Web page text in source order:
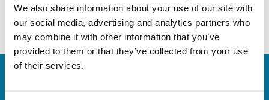
We also share information about your use of our site with
our social media, advertising and analytics partners who
may combine it with other information that you’ve
provided to them or that they’ve collected from your use
of their services.
Submit